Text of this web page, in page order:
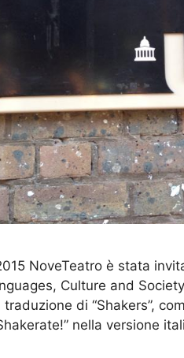
NoveTeatro è stata
Culture and
di “Shakers”,
nella versione